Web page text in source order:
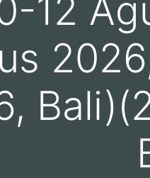
12